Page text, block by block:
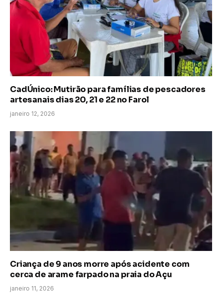
CadÚnico: Mutirão para famílias de pescadores
artesanais dias 20, 21 e 22 no Farol
janeiro 12, 2026
Criança de 9 anos morre após acidente com
cerca de arame farpado na praia do Açu
janeiro 11, 2026